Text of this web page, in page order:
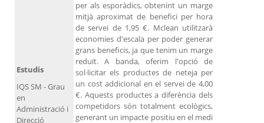
per als esporàdics, obtenint un marge
mitjà aproximat de benefici per hora
de servei de 1,95 €. Mclean utilitzarà
economies d'escala per poder generar
grans beneficis, ja que tenim un marge
reduït. A banda, oferim l'opció de
sol·licitar els productes de neteja per
un cost addicional en el servei de 4,00
€. Aquests productes a diferència dels
competidors són totalment ecològics,
generant un impacte positiu en el medi
Estudis
IQS SM - Grau
en
Administració i
Direcció